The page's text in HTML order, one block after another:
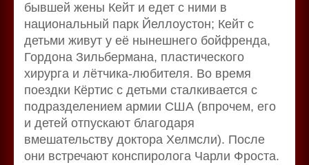
бывшей жены Кейт и едет с ними в
национальный парк Йеллоустон; Кейт с
детьми живут у её нынешнего бойфренда,
Гордона Зильбермана, пластического
хирурга и лётчика-любителя. Во время
поездки Кёртис с детьми сталкивается с
подразделением армии США (впрочем, его
и детей отпускают благодаря
вмешательству доктора Хелмсли). После
они встречают конспиролога Чарли Фроста.